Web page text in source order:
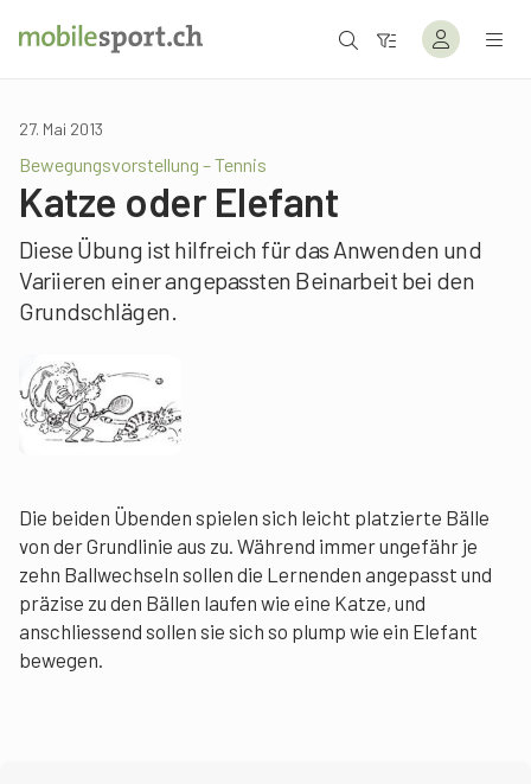
27. Mai 2013
Bewegungsvorstellung – Tennis
Katze oder Elefant
Diese Übung ist hilfreich für das Anwenden und
Variieren einer angepassten Beinarbeit bei den
Grundschlägen.
Die beiden Übenden spielen sich leicht platzierte Bälle
von der Grundlinie aus zu. Während immer ungefähr je
zehn Ballwechseln sollen die Lernenden angepasst und
präzise zu den Bällen laufen wie eine Katze, und
anschliessend sollen sie sich so plump wie ein Elefant
bewegen.